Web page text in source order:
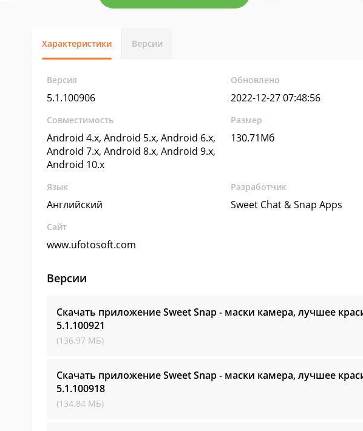
Характеристики Версии
Версия
5.1.100906
Обновлено
2022-12-27 07:48:56
Совместимость
Android 4.x, Android 5.x, Android 6.x,
Android 7.x, Android 8.x, Android 9.x,
Android 10.x
Размер
130.71Мб
Язык
Английский
Разработчик
Sweet Chat & Snap Apps
Сайт
www.ufotosoft.com
Версии
Скачать приложение Sweet Snap - маски камера, лучшее
5.1.100921
(136.97 МБ)
Скачать приложение Sweet Snap - маски камера, лучшее
5.1.100918
(134.84 МБ)